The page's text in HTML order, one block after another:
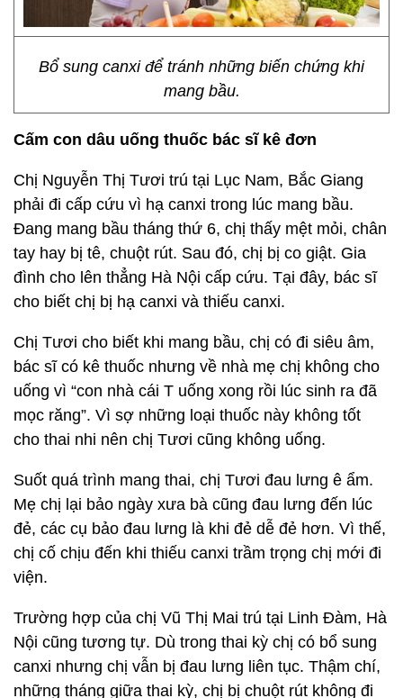
Bổ sung canxi để tránh những biến chứng khi
mang bầu.
Cấm con dâu uống thuốc bác sĩ kê đơn
Chị Nguyễn Thị Tươi trú tại Lục Nam, Bắc Giang
phải đi cấp cứu vì hạ canxi trong lúc mang bầu.
Đang mang bầu tháng thứ 6, chị thấy mệt mỏi, chân
tay hay bị tê, chuột rút. Sau đó, chị bị co giật. Gia
đình cho lên thẳng Hà Nội cấp cứu. Tại đây, bác sĩ
cho biết chị bị hạ canxi và thiếu canxi.
Chị Tươi cho biết khi mang bầu, chị có đi siêu âm,
bác sĩ có kê thuốc nhưng về nhà mẹ chị không cho
uống vì “con nhà cái T uống xong rồi lúc sinh ra đã
mọc răng”. Vì sợ những loại thuốc này không tốt
cho thai nhi nên chị Tươi cũng không uống.
Suốt quá trình mang thai, chị Tươi đau lưng ê ẩm.
Mẹ chị lại bảo ngày xưa bà cũng đau lưng đến lúc
đẻ, các cụ bảo đau lưng là khi đẻ dễ đẻ hơn. Vì thế,
chị cố chịu đến khi thiếu canxi trầm trọng chị mới đi
viện.
Trường hợp của chị Vũ Thị Mai trú tại Linh Đàm, Hà
Nội cũng tương tự. Dù trong thai kỳ chị có bổ sung
canxi nhưng chị vẫn bị đau lưng liên tục. Thậm chí,
những tháng giữa thai kỳ, chị bị chuột rút không đi